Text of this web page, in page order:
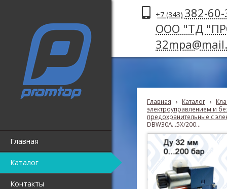
Главная
Каталог
Контакты
+7 (343) 382-
ООО "ТД
Главная › Каталог ›
электроуправлением и
предохранительные с
DBW30A...5X/200...